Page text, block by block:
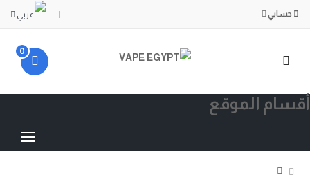
حسابي
0
أقسام الموقع